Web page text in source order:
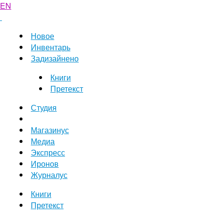
EN
Новое
Инвентарь
Задизайнено
Книги
Претекст
Студия
Магазинус
Медиа
Экспресс
Иронов
Журналус
Книги
Претекст